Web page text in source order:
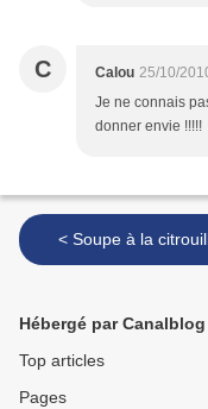
C Calou 25/10/
Je ne connais
donner envie !!!!!
< Soupe à la
Hébergé par Canalblog
Top articles
Pages